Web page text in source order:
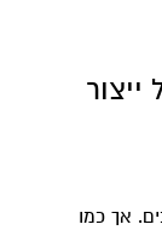
אך כמו